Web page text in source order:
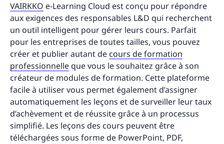
VAIRKKO e-Learning Cloud est conçu pour répondre
aux exigences des responsables L&D qui recherchent
un outil intelligent pour gérer leurs cours. Parfait
pour les entreprises de toutes tailles, vous pouvez
créer et publier autant de cours de formation
professionnelleque vous le souhaitez grâce à son
créateur de modules de formation. Cette plateforme
facile à utiliser vous permet également d’assigner
automatiquement les leçons et de surveiller leur taux
d’achèvement et de réussite grâce à un processus
simplifié. Les leçons des cours peuvent être
téléchargées sous forme de PowerPoint, PDF,